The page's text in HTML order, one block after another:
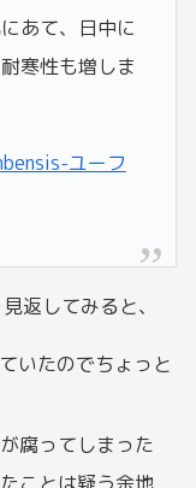
あて、日中に
寒性も増しま
ユーフ
返してみると、
いたのでちょっと
腐ってしまった